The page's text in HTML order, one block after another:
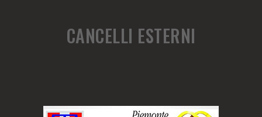
CANCELLI ESTERNI